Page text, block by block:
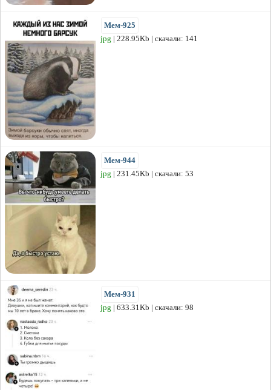
Мем-925
jpg | 228.95Kb | скачали: 141
Мем-944
jpg | 231.45Kb | скачали: 53
Мем-931
jpg | 633.31Kb | скачали: 98